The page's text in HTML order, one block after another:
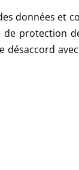
données et
protection
désaccord